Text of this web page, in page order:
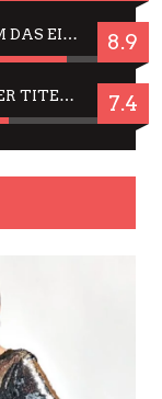
CÉSAR FÜR JIM CARREY? WARUM DAS EINER DER NERVIGSTEN ACTORS IST UND BLEIBT 8.9
JING JING: IN-THAI RÄUMT WIEDER TITEL AB – EIN ZWEI-STUNDEN-ERLEBNISBERICHT 7.4